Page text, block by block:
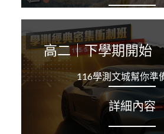
高二｜下學期開始
116學測文城幫你準
詳細內容